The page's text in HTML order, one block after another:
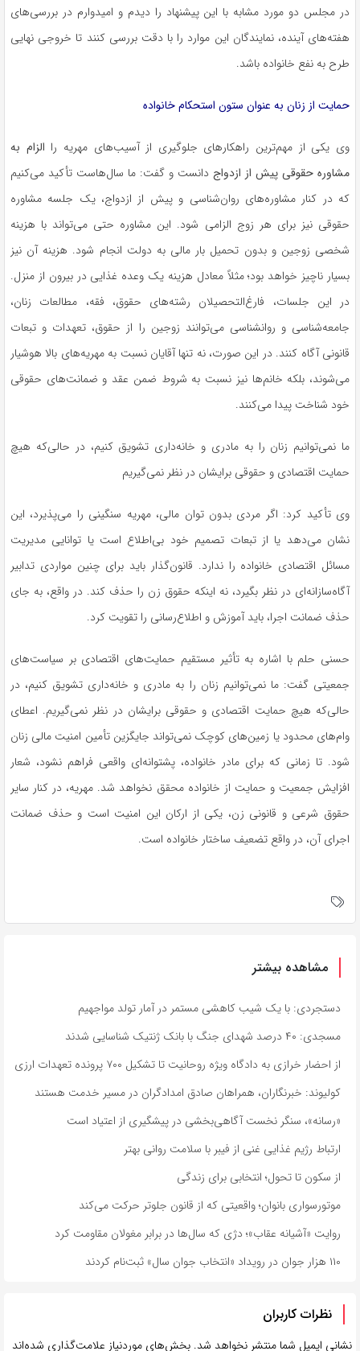
در مجلس دو مورد مشابه با این پیشنهاد را دیدم و امیدوارم در بررسی‌های
هفته‌های آینده، نمایندگان این موارد را با دقت بررسی کنند تا خروجی نهایی
طرح به نفع خانواده باشد.
حمایت از زنان به عنوان ستون استحکام خانواده
وی یکی از مهم‌ترین راهکارهای جلوگیری از آسیب‌های مهریه راالزام به
مشاوره حقوقی پیش از ازدواج دانست و گفت: ما سال‌هاست تأکید می‌کنیم
که در کنار مشاوره‌های روان‌شناسی و پیش از ازدواج، یک جلسه مشاوره
حقوقی نیز برای هر زوج الزامی شود. این مشاوره حتی می‌تواند با هزینه
شخصی زوجین و بدون تحمیل بار مالی به دولت انجام شود. هزینه آن نیز
بسیار ناچیز خواهد بود؛ مثلاً معادل هزینه یک وعده غذایی در بیرون از منزل.
در این جلسات، فارغ‌التحصیلان رشته‌های حقوق، فقه، مطالعات زنان،
جامعه‌شناسی و روانشناسی می‌توانند زوجین را از حقوق، تعهدات و تبعات
قانونی آگاه کنند. در این صورت، نه تنها آقایان نسبت به مهریه‌های بالا هوشیار
می‌شوند، بلکه خانم‌ها نیز نسبت به شروط ضمن عقد و ضمانت‌های حقوقی
خود شناخت پیدا می‌کنند.
ما نمی‌توانیم زنان را به مادری و خانه‌داری تشویق کنیم، در حالی‌که هیچ
حمایت اقتصادی و حقوقی برایشان در نظر نمی‌گیریم
وی تأکید کرد: اگر مردی بدون توان مالی، مهریه سنگینی را می‌پذیرد، این
نشان می‌دهد یا از تبعات تصمیم خود بی‌اطلاع است یا توانایی مدیریت
مسائل اقتصادی خانواده را ندارد. قانون‌گذار باید برای چنین مواردی تدابیر
آگاه‌سازانه‌ای در نظر بگیرد، نه اینکه حقوق زن را حذف کند. در واقع، به جای
حذف ضمانت اجرا، باید آموزش و اطلاع‌رسانی را تقویت کرد.
حسنی حلم با اشاره به تأثیر مستقیم حمایت‌های اقتصادی بر سیاست‌های
جمعیتی گفت: ما نمی‌توانیم زنان را به مادری و خانه‌داری تشویق کنیم، در
حالی‌که هیچ حمایت اقتصادی و حقوقی برایشان در نظر نمی‌گیریم. اعطای
وام‌های محدود یا زمین‌های کوچک نمی‌تواند جایگزین تأمین امنیت مالی زنان
شود. تا زمانی که برای مادر خانواده، پشتوانه‌ای واقعی فراهم نشود، شعار
افزایش جمعیت و حمایت از خانواده محقق نخواهد شد. مهریه، در کنار سایر
حقوق شرعی و قانونی زن، یکی از ارکان این امنیت است و حذف ضمانت
اجرای آن، در واقع تضعیف ساختار خانواده است.
مشاهده بیشتر
دستجردی: با یک شیب کاهشی مستمر در آمار تولد مواجهیم
مسجدی: ۴۰ درصد شهدای جنگ با بانک ژنتیک شناسایی شدند
از احضار خرازی به دادگاه ویژه روحانیت تا تشکیل ۷۰۰ پرونده تعهدات ارزی
کولیوند: خبرنگاران، همراهان صادق امدادگران در مسیر خدمت هستند
«رسانه»، سنگر نخست آگاهی‌بخشی در پیشگیری از اعتیاد است
ارتباط رژیم غذایی غنی از فیبر با سلامت روانی بهتر
از سکون تا تحول؛ انتخابی برای زندگی
موتورسواری بانوان؛ واقعیتی که از قانون جلوتر حرکت می‌کند
روایت «آشیانه عقاب»؛ دژی که سال‌ها در برابر مغولان مقاومت کرد
۱۱۰ هزار جوان در رویداد «انتخاب جوان سال» ثبت‌نام کردند
نظرات کاربران
نشانی ایمیل شما منتشر نخواهد شد. بخش‌های موردنیاز علامت‌گذاری شده‌اند